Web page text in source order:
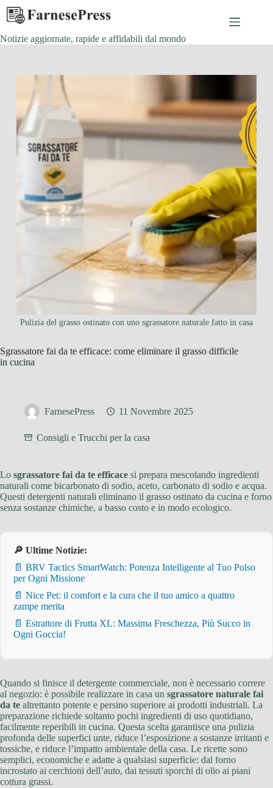
Salta
contenuto
Notizie aggiornate, rapide e affidabili dal mondo
Pulizia del grasso ostinato con uno sgrassatore naturale fatto in casa
Sgrassatore fai da te efficace: come eliminare il grasso difficile
in cucina
FarnesePress 11 Novembre 2025
Consigli e Trucchi per la casa
Lo sgrassatore fai da te efficace si prepara mescolando ingredienti
naturali come bicarbonato di sodio, aceto, carbonato di sodio e acqua.
Questi detergenti naturali eliminano il grasso ostinato da cucina e forno
senza sostanze chimiche, a basso costo e in modo ecologico.
🔎 Ultime Notizie:
📄 BRV Tactics SmartWatch: Potenza Intelligente al Tuo Polso
per Ogni Missione
📄 Nice Pet: il comfort e la cura che il tuo amico a quattro
zampe merita
📄 Estrattore di Frutta XL: Massima Freschezza, Più Succo in
Ogni Goccia!
Quando si finisce il detergente commerciale, non è necessario correre
al negozio: è possibile realizzare in casa un sgrassatore naturale fai
da te altrettanto potente e persino superiore ai prodotti industriali. La
preparazione richiede soltanto pochi ingredienti di uso quotidiano,
facilmente reperibili in cucina. Questa scelta garantisce una pulizia
profonda delle superfici unte, riduce l’esposizione a sostanze irritanti e
tossiche, e riduce l’impatto ambientale della casa. Le ricette sono
semplici, economiche e adatte a qualsiasi superficie: dal forno
incrostato ai cerchioni dell’auto, dai tessuti sporchi di olio ai piani
cottura grassi.